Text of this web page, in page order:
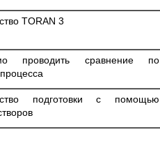
TORAN 3
проводить сравнение по
подготовки с помощью